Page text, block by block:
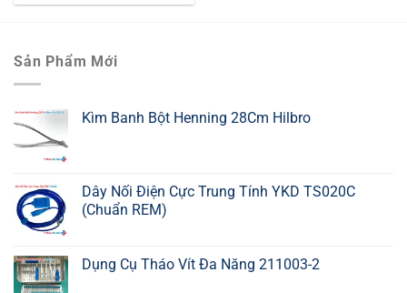
Sản Phẩm Mới
Kìm Banh Bột Henning 28Cm Hilbro
Dây Nối Điện Cực Trung Tính YKD TS020C
(Chuẩn REM)
Dụng Cụ Tháo Vít Đa Năng 211003-2